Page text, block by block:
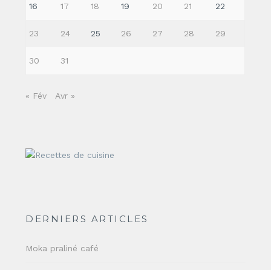
16 17 18 19 20 21 22
23 24 25 26 27 28 29
30 31
« Fév Avr »
DERNIERS ARTICLES
Moka praliné café